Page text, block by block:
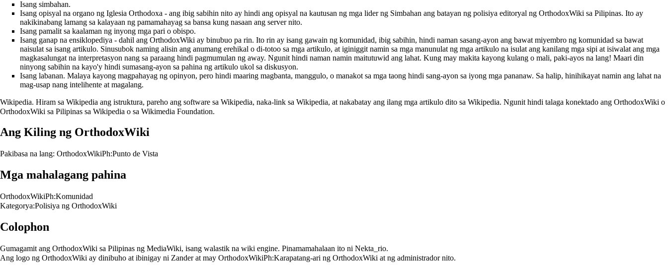
Isang simbahan.
Isang opisyal na organo ng Iglesia Orthodoxa - ang ibig sabihin nito ay hindi ang opisyal na kautusan ng mga lider ng Simbahan ang batayan ng polisiya editoryal ng OrthodoxWiki sa Pilipinas. Ito ay
nakikinabang lamang sa kalayaan ng pamamahayag sa bansa kung nasaan ang server nito.
Isang pamalit sa kaalaman ng inyong mga pari o obispo.
Isang ganap na ensiklopediya - dahil ang OrthodoxWiki ay binubuo pa rin. Ito rin ay isang gawain ng komunidad, ibig sabihin, hindi naman sasang-ayon ang bawat miyembro ng komunidad sa bawat
naisulat sa isang artikulo. Sinusubok naming alisin ang anumang erehikal o di-totoo sa mga artikulo, at iginiggit namin sa mga manunulat ng mga artikulo na isulat ang kanilang mga sipi at isiwalat ang mga
magkasalungat na interpretasyon nang sa paraang hindi pagmumulan ng away. Ngunit hindi naman namin maitutuwid ang lahat. Kung may makita kayong kulang o mali, paki-ayos na lang! Maari din
ninyong sabihin na kayo'y hindi sumasang-ayon sa pahina ng artikulo ukol sa diskusyon.
Isang labanan. Malaya kayong magpahayag ng opinyon, pero hindi maaring magbanta, manggulo, o manakot sa mga taong hindi sang-ayon sa iyong mga pananaw. Sa halip, hinihikayat namin ang lahat na
mag-usap nang intelihente at magalang.
Wikipedia. Hiram sa Wikipedia ang istruktura, pareho ang software sa Wikipedia, naka-link sa Wikipedia, at nakabatay ang ilang mga artikulo dito sa Wikipedia. Ngunit hindi talaga konektado ang OrthodoxWiki o
OrthodoxWiki sa Pilipinas sa Wikipedia o sa Wikimedia Foundation.
Ang Kiling ng OrthodoxWiki
Pakibasa na lang: OrthodoxWikiPh:Punto de Vista
Mga mahalagang pahina
OrthodoxWikiPh:Komunidad
Kategorya:Polisiya ng OrthodoxWiki
Colophon
Gumagamit ang OrthodoxWiki sa Pilipinas ng MediaWiki, isang walastik na wiki engine. Pinamamahalaan ito ni Nekta_rio.
Ang logo ng OrthodoxWiki ay dinibuho at ibinigay ni Zander at may OrthodoxWikiPh:Karapatang-ari ng OrthodoxWiki at ng administrador nito.